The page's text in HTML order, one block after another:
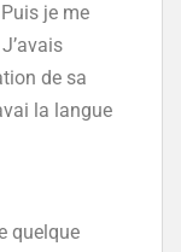
je me
de sa
la langue
quelque